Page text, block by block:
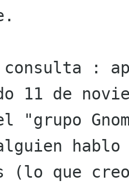
consulta :
11 de
"grupo
hablo
(lo que